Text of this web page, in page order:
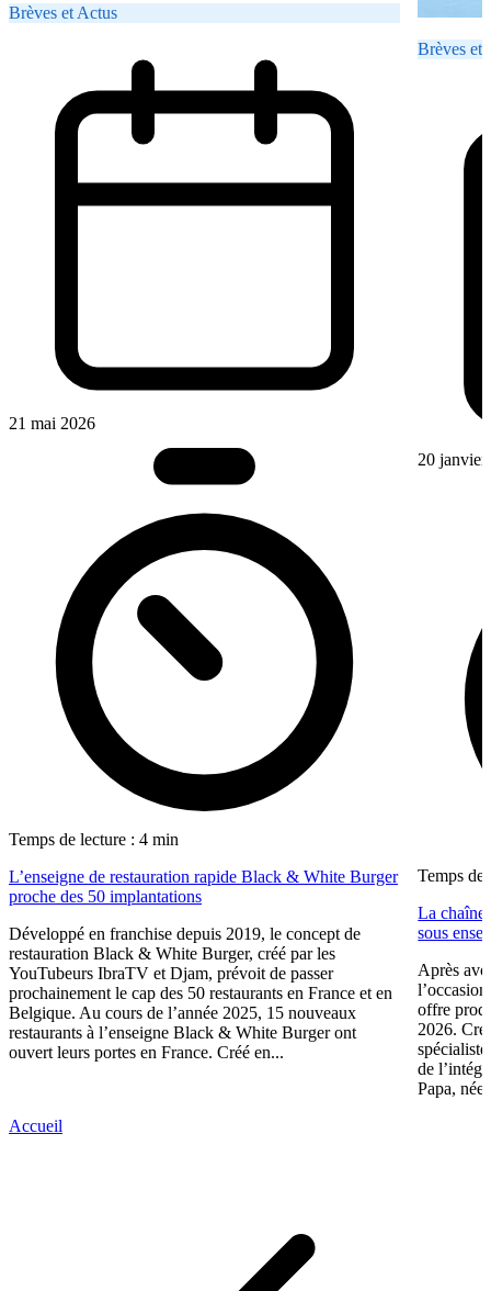
Brèves et Actus
21 mai 2026
Temps de lecture : 4 min
L’enseigne de restauration rapide Black & White Burger
proche des 50 implantations
Développé en franchise depuis 2019, le concept de
restauration Black & White Burger, créé par les
YouTubeurs IbraTV et Djam, prévoit de passer
prochainement le cap des 50 restaurants en France et en
Belgique. Au cours de l’année 2025, 15 nouveaux
restaurants à l’enseigne Black & White Burger ont
ouvert leurs portes en France. Créé en...
Brèves et
20 janvier
Temps de
La chaîne
sous
Après
offre
2026.
de
Papa,
Accueil